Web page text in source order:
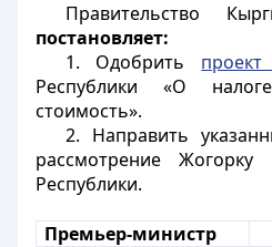
Правительство
постановляет:
1. Одобрить
Республики «О
стоимость».
2. Направить
рассмотрение Жогорку
Республики.
Премьер-министр